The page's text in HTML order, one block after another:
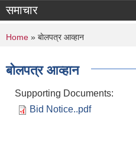
समाचार
You are here
Home » बाेलपत्र आव्हान
बाेलपत्र आव्हान
Supporting Documents:
Bid Notice..pdf